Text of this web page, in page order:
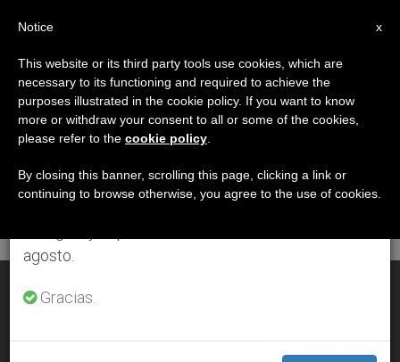
DÍA
Diciembre 19th, 2009
ÚLTIMAS NOTICIAS
DEC 19, 2009 00:00
×
Aviso importante
Del 27 de julio al 7 de agosto haremos la pausa
anual, aprovechando que en el periodo de verano
se generan menos informaciones y también el
agosto.
Gracias.
x
Notice
This website or its third party tools use cookies, which are
necessary to its functioning and required to achieve the
purposes illustrated in the cookie policy. If you want to know
more or withdraw your consent to all or some of the cookies,
please refer to the cookie policy
By closing this banner, scrolling this page, clicking a link or
continuing to browse otherwise, you agree to the use of cookies.